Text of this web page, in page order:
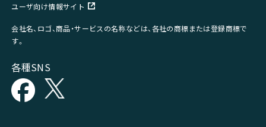
ユーザ向け情報サイト
会社名、ロゴ、商品・サービスの名称などは、各社の商標または登録商標で
す。
各種SNS